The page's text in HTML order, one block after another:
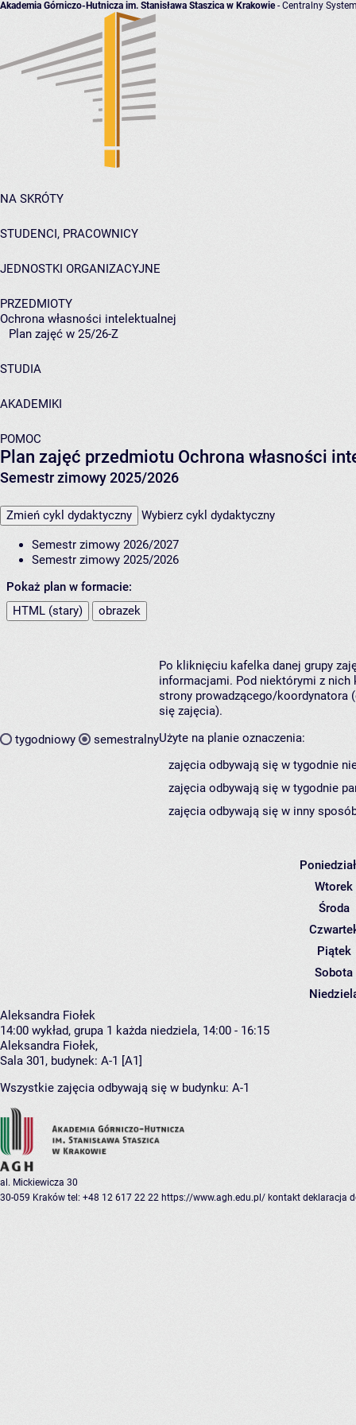
Akademia Górniczo-Hutnicza im. Stanisława Staszica w Krakowie- Centralny
NA SKRÓTY
STUDENCI, PRACOWNICY
JEDNOSTKI ORGANIZACYJNE
PRZEDMIOTY
Ochrona własności intelektualnej
Plan zajęć w 25/26-Z
STUDIA
AKADEMIKI
POMOC
Plan zajęć przedmiotu Ochrona własności
Semestr zimowy 2025/2026
Zmień cykl dydaktyczny Wybierz cykl dydaktyczny
Semestr zimowy 2026/2027
Semestr zimowy 2025/2026
Pokaż plan w formacie:
HTML (stary)
obrazek
tygodniowy semestralny
Po kliknięciu kafelka danej grupy
informacjami. Pod niektórymi z nich
strony prowadzącego/koordynatora
się zajęcia).
Użyte na planie oznaczenia:
zajęcia odbywają się w tygodnie
zajęcia odbywają się w tygodnie
zajęcia odbywają się w inny
Wtorek
Środa
Piątek
Sobota
Aleksandra Fiołek
14:00 wykład, grupa 1 każda niedziela, 14:00 - 16:15
Aleksandra Fiołek,
Sala 301, budynek: A-1 [A1]
Wszystkie zajęcia odbywają się w budynku: A-1
al. Mickiewicza 30
30-059 Kraków tel: +48 12 617 22 22 https://www.agh.edu.pl/ kontakt deklaracja